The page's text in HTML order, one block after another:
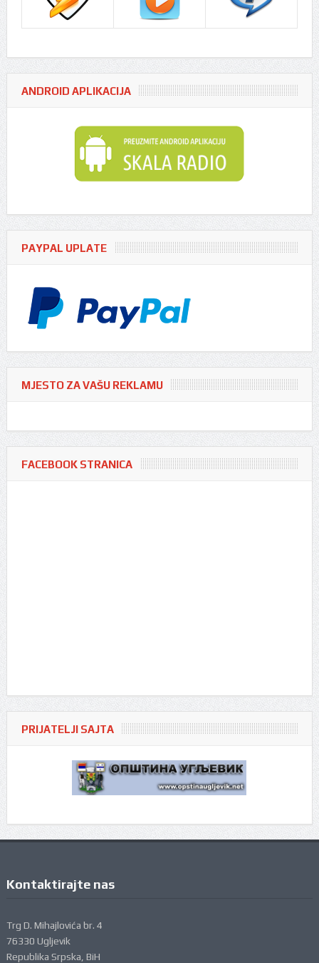
ANDROID APLIKACIJA
PAYPAL UPLATE
MJESTO ZA VAŠU REKLAMU
FACEBOOK STRANICA
PRIJATELJI SAJTA
Kontaktirajte nas
Trg D. Mihajlovića br. 4
76330 Ugljevik
Republika Srpska, BiH